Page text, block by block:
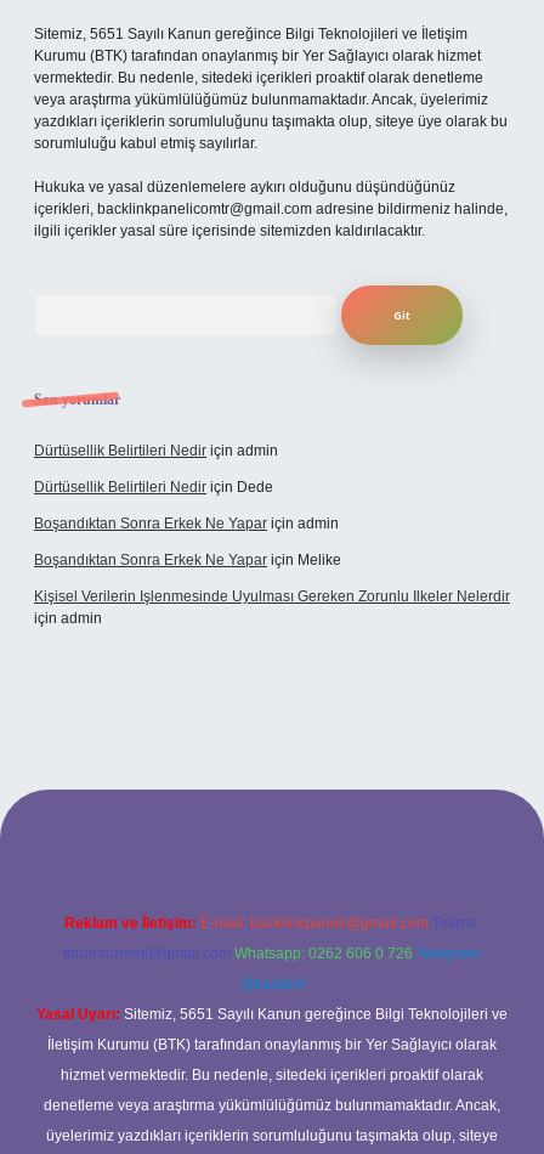
Sitemiz, 5651 Sayılı Kanun gereğince Bilgi Teknolojileri ve İletişim
Kurumu (BTK) tarafından onaylanmış bir Yer Sağlayıcı olarak hizmet
vermektedir. Bu nedenle, sitedeki içerikleri proaktif olarak denetleme
veya araştırma yükümlülüğümüz bulunmamaktadır. Ancak, üyelerimiz
yazdıkları içeriklerin sorumluluğunu taşımakta olup, siteye üye olarak bu
sorumluluğu kabul etmiş sayılırlar.
Hukuka ve yasal düzenlemelere aykırı olduğunu düşündüğünüz
içerikleri, backlinkpanelicomtr@gmail.com adresine bildirmeniz halinde,
ilgili içerikler yasal süre içerisinde sitemizden kaldırılacaktır.
Son yorumlar
Dürtüsellik Belirtileri Nedir için admin
Dürtüsellik Belirtileri Nedir için Dede
Boşandıktan Sonra Erkek Ne Yapar için admin
Boşandıktan Sonra Erkek Ne Yapar için Melike
Kişisel Verilerin Işlenmesinde Uyulması Gereken Zorunlu Ilkeler Nelerdir
için admin
Reklam ve İletişim: E-mail: backlinkpaneli@gmail.com Teams:
forumhizmeti@gmail.com Whatsapp: 0262 606 0 726 Telegram:
@karabul
Yasal Uyarı: Sitemiz, 5651 Sayılı Kanun gereğince Bilgi Teknolojileri ve
İletişim Kurumu (BTK) tarafından onaylanmış bir Yer Sağlayıcı olarak
hizmet vermektedir. Bu nedenle, sitedeki içerikleri proaktif olarak
denetleme veya araştırma yükümlülüğümüz bulunmamaktadır. Ancak,
üyelerimiz yazdıkları içeriklerin sorumluluğunu taşımakta olup, siteye